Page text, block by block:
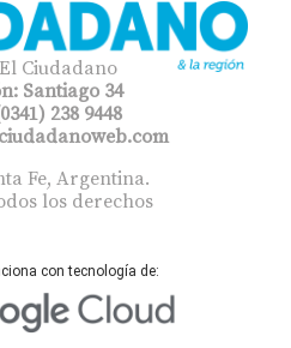
Ciudadano
Santiago 34
238 9448
Fe, Argentina.
los derechos
con tecnología de: